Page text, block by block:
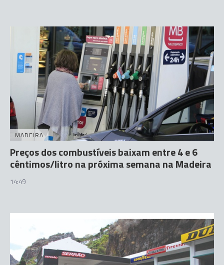
MADEIRA
Preços dos combustíveis baixam entre 4 e 6
cêntimos/litro na próxima semana na Madeira
14:49